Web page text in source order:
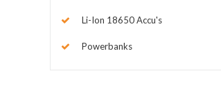
Li-Ion 18650 Accu's
Powerbanks